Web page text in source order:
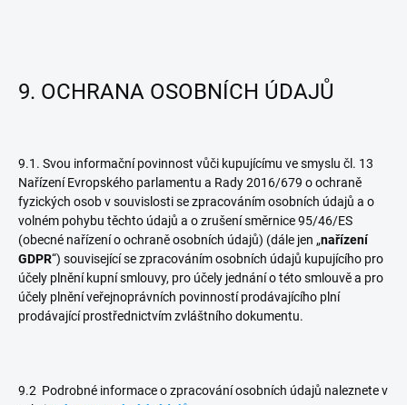
9. OCHRANA OSOBNÍCH ÚDAJŮ
9.1. Svou informační povinnost vůči kupujícímu ve smyslu čl. 13
Nařízení Evropského parlamentu a Rady 2016/679 o ochraně
fyzických osob v souvislosti se zpracováním osobních údajů a o
volném pohybu těchto údajů a o zrušení směrnice 95/46/ES
(obecné nařízení o ochraně osobních údajů) (dále jen „nařízení
GDPR“) související se zpracováním osobních údajů kupujícího pro
účely plnění kupní smlouvy, pro účely jednání o této smlouvě a pro
účely plnění veřejnoprávních povinností prodávajícího plní
prodávající prostřednictvím zvláštního dokumentu.
9.2 Podrobné informace o zpracování osobních údajů naleznete v